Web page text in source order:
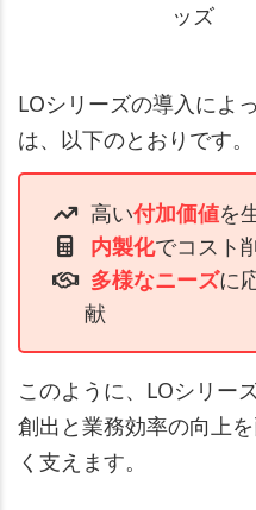
ッズ
LOシリーズの導入によ
は、以下のとおりです。
高い付加価値を
内製化でコスト
多様なニーズに
献
このように、LOシリー
創出と業務効率の向上
く支えます。